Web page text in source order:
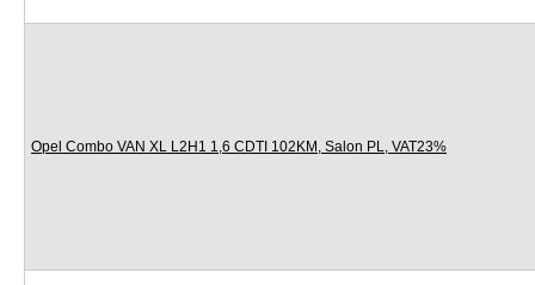
Opel Combo VAN XL L2H1 1,6 CDTI 102KM, Salon PL, VAT23%